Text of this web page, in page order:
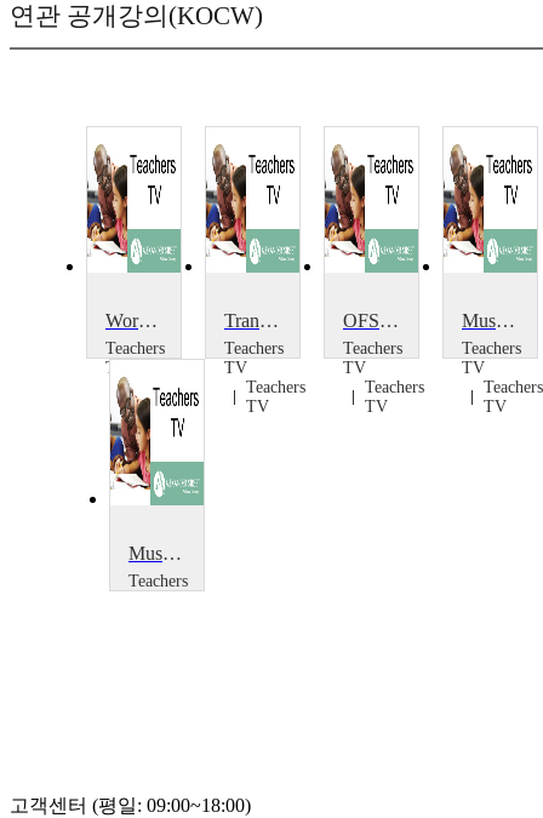
연관 공개강의(KOCW)
World Music from The Brit School
Teachers
TV
Teachers
TV
Transforming the Music Room
Teachers
TV
Teachers
TV
OFSTED! The Musical
Teachers
TV
Teachers
TV
Musicâ€™s Energy Footprint: Energy Footprint of T-shirts
Teachers
TV
Teachers
TV
Music's Energy Footprint
Teachers
고객센터 (평일: 09:00~18:00)